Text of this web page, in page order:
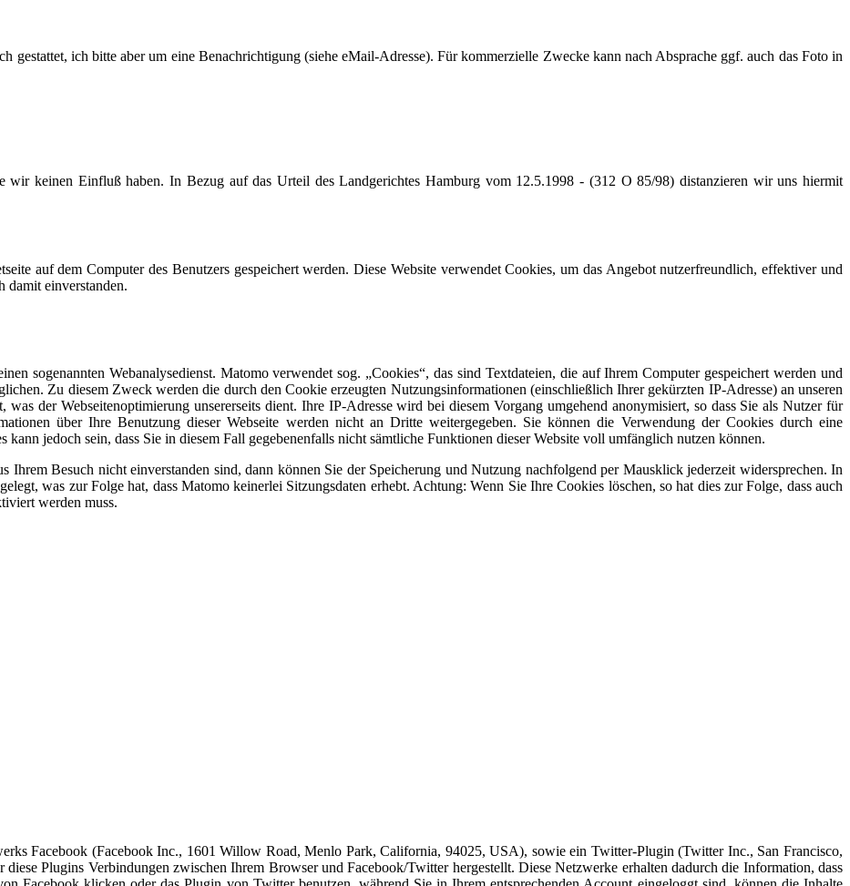
ich bitte aber um eine Benachrichtigung (siehe eMail-Adresse). Für kommerzielle Zwecke kann nach Absprache ggf. auch das Foto in
keinen Einfluß haben. In Bezug auf das Urteil des Landgerichtes Hamburg vom 12.5.1998 - (312 O 85/98) distanzieren wir uns hiermit
auf dem Computer des Benutzers gespeichert werden. Diese Website verwendet Cookies, um das Angebot nutzerfreundlich, effektiver und
damit einverstanden.
sogenannten Webanalysedienst. Matomo verwendet sog. „Cookies“, das sind Textdateien, die auf Ihrem Computer gespeichert werden und
Zu diesem Zweck werden die durch den Cookie erzeugten Nutzungsinformationen (einschließlich Ihrer gekürzten IP-Adresse) an unseren
was der Webseitenoptimierung unsererseits dient. Ihre IP-Adresse wird bei diesem Vorgang umgehend anonymisiert, so dass Sie als Nutzer für
über Ihre Benutzung dieser Webseite werden nicht an Dritte weitergegeben. Sie können die Verwendung der Cookies durch eine
jedoch sein, dass Sie in diesem Fall gegebenenfalls nicht sämtliche Funktionen dieser Website voll umfänglich nutzen können.
Ihrem Besuch nicht einverstanden sind, dann können Sie der Speicherung und Nutzung nachfolgend per Mausklick jederzeit widersprechen. In
was zur Folge hat, dass Matomo keinerlei Sitzungsdaten erhebt. Achtung: Wenn Sie Ihre Cookies löschen, so hat dies zur Folge, dass auch
werden muss.
Facebook (Facebook Inc., 1601 Willow Road, Menlo Park, California, 94025, USA), sowie ein Twitter-Plugin (Twitter Inc., San Francisco,
Plugins Verbindungen zwischen Ihrem Browser und Facebook/Twitter hergestellt. Diese Netzwerke erhalten dadurch die Information, dass